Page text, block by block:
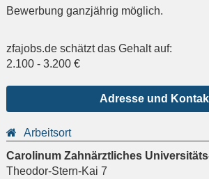
Bewerbung ganzjährig möglich.
zfajobs.de schätzt das Gehalt auf:
2.100 - 3.200 €
Adresse und
Arbeitsort
Carolinum Zahnärztliches
Theodor-Stern-Kai 7